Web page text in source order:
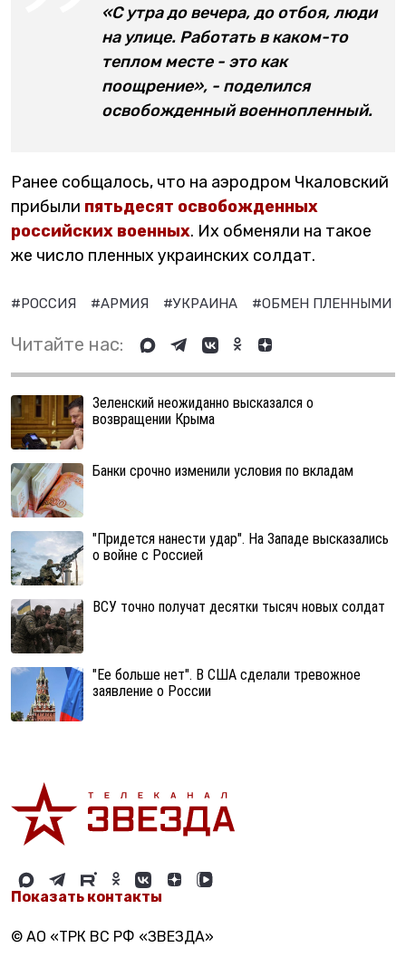
«С утра до вечера, до отбоя, люди
на улице. Работать в каком-то
теплом месте - это как
поощрение», - поделился
освобожденный военнопленный.
Ранее собщалось, что на аэродром Чкаловский
прибыли пятьдесят освобожденных
российских военных. Их обменяли на такое
же число пленных украинских солдат.
#РОССИЯ #АРМИЯ #УКРАИНА #ОБМЕН ПЛЕННЫМИ
Читайте нас:
Зеленский неожиданно высказался о
возвращении Крыма
Банки срочно изменили условия по вкладам
"Придется нанести удар". На Западе высказались
о войне с Россией
ВСУ точно получат десятки тысяч новых солдат
"Ее больше нет". В США сделали тревожное
заявление о России
Показать контакты
© АО «ТРК ВС РФ «ЗВЕЗДА»